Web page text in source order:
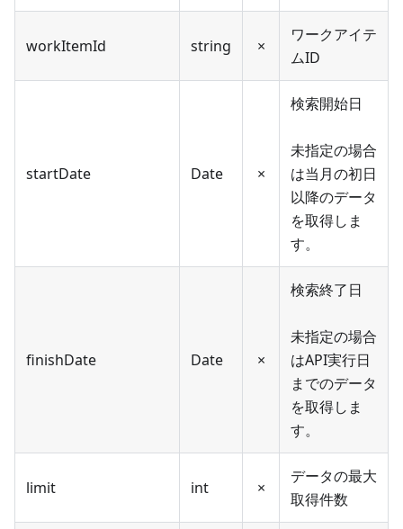
workItemId string ×
ワークアイテ
ムID
startDate Date ×
検索開始日
未指定の場合
は当月の初日
以降のデータ
を取得しま
す。
finishDate Date ×
検索終了日
未指定の場合
はAPI実行日
までのデータ
を取得しま
す。
limit int ×
データの最大
取得件数